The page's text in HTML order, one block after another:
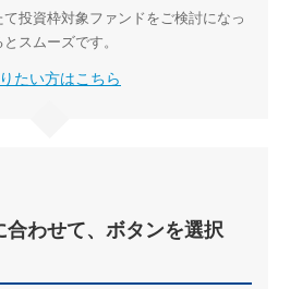
投資枠対象ファンドをご検討になっ
スムーズです。
たい方はこちら
合わせて、ボタンを選択